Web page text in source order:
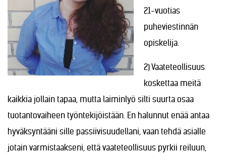
21-vuotias
puheviestinnän
opiskelija.
2) Vaateteollisuus
koskettaa meitä
kaikkia jollain tapaa, mutta laiminlyö silti suurta osaa
tuotantovaiheen työntekijöistään. En halunnut enää antaa
hyväksyntääni sille passiivisuudellani, vaan tehdä asialle
jotain varmistaakseni, että vaateteollisuus pyrkii reiluun,